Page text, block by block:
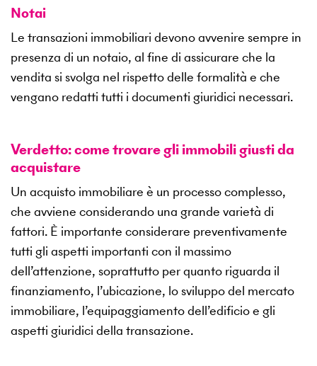
Notai
Le transazioni immobiliari devono avvenire sempre in
presenza di un notaio, al fine di assicurare che la
vendita si svolga nel rispetto delle formalità e che
vengano redatti tutti i documenti giuridici necessari.
Verdetto: come trovare gli immobili giusti da
acquistare
Un acquisto immobiliare è un processo complesso,
che avviene considerando una grande varietà di
fattori. È importante considerare preventivamente
tutti gli aspetti importanti con il massimo
dell’attenzione, soprattutto per quanto riguarda il
finanziamento, l’ubicazione, lo sviluppo del mercato
immobiliare, l’equipaggiamento dell’edificio e gli
aspetti giuridici della transazione.